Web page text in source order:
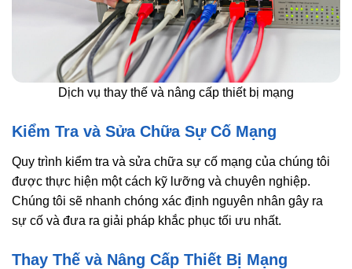
Dịch vụ thay thế và nâng cấp thiết bị mạng
Kiểm Tra và Sửa Chữa Sự Cố Mạng
Quy trình kiểm tra và sửa chữa sự cố mạng của chúng tôi
được thực hiện một cách kỹ lưỡng và chuyên nghiệp.
Chúng tôi sẽ nhanh chóng xác định nguyên nhân gây ra
sự cố và đưa ra giải pháp khắc phục tối ưu nhất.
Thay Thế và Nâng Cấp Thiết Bị Mạng